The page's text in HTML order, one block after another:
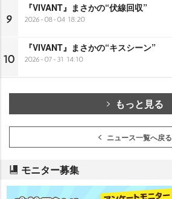
9
『VIVANT』まさかの“伏線回収”
2026-08-04 18:20
10
『VIVANT』まさかの“キスシーン”
2026-07-31 14:10
もっと見る
ニュース一覧へ戻る
モニター募集